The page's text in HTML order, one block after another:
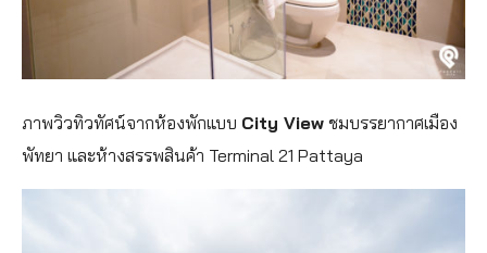
ภาพวิวทิวทัศน์จากห้องพักแบบ City View ชมบรรยากาศเมือง
พัทยา และห้างสรรพสินค้า Terminal 21 Pattaya